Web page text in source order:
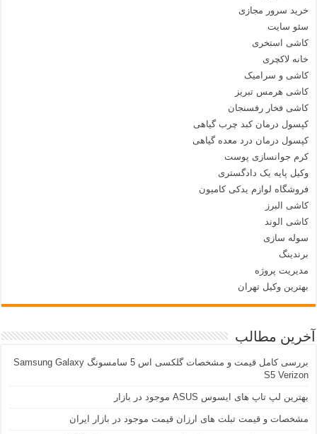
خرید سرور مجازی
سئو سایت
کاشی استخری
خانه لاکچری
کاشی و سرامیک
کاشی هرمس تبریز
کاشی فخار رفسنجان
کپسول درمان کبد چرب گیاهی
کپسول درمان درد معده گیاهی
کرم جوانسازی پوست
وکیل پایه یک دادگستری
فروشگاه لوازم یدکی کامیون
کاشی البرز
کاشی الوند
سوله سازی
برندینگ
مدیریت پروژه
بهترین وکیل تهران
آخرین مطالب
بررسی کامل قیمت و مشخصات گلکسی اس 5 سامسونگ Samsung Galaxy
S5 Verizon
بهترین لپ تاپ های ایسوس ASUS موجود در بازار
مشخصات و قیمت تبلت های ارزان قیمت موجود در بازار ایران